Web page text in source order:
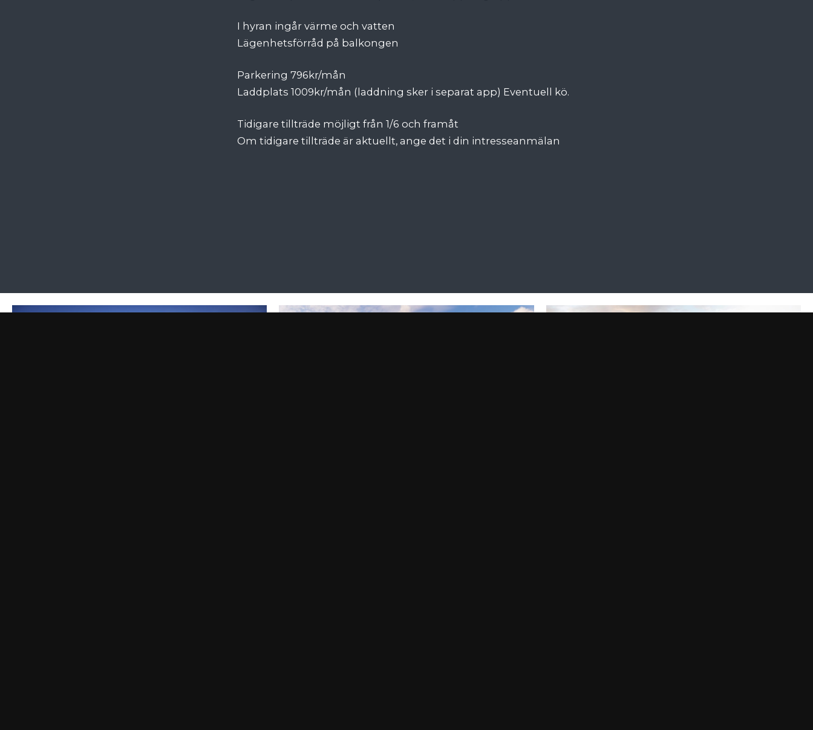
I hyran ingår värme och vatten
Lägenhetsförråd på balkongen
Parkering 796kr/mån
Laddplats 1009kr/mån (laddning sker i separat app) Eventuell kö.
Tidigare tillträde möjligt från 1/6 och framåt
Om tidigare tillträde är aktuellt, ange det i din intresseanmälan